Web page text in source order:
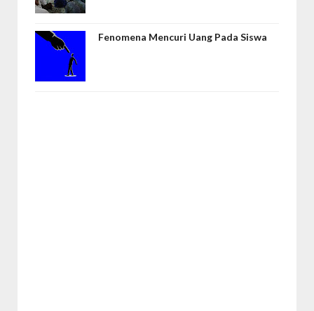
Fenomena Mencuri Uang Pada Siswa